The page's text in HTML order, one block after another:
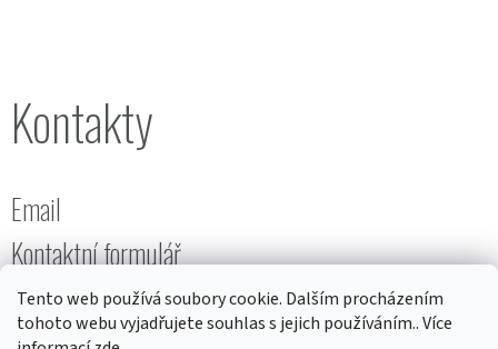
Tento web používá soubory cookie. Dalším procházením
tohoto webu vyjadřujete souhlas s jejich používáním.. Více
Kontakty
Email
Kontaktní formulář